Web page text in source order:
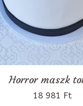
Horror maszk
18 981 Ft